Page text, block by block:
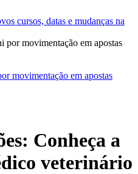
cursos, datas e mudanças na
movimentação em apostas
Conheça a
veterinário